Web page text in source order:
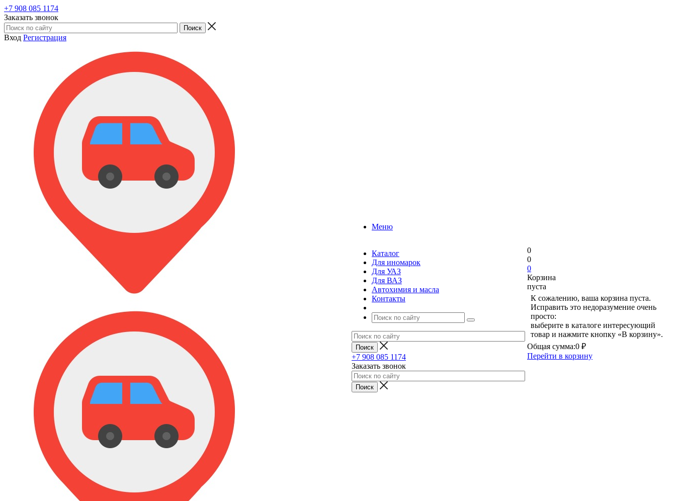
+7 908 085 1174
Заказать звонок
Вход Регистрация
Меню
Каталог
Для иномарок
Для УАЗ
Для ВАЗ
Автохимия и масла
Контакты
+7 908 085 1174
Заказать звонок
0
0
0
Корзина
пуста
К сожалению, ваша корзина пуста.
Исправить это недоразумение очень
просто:
выберите в каталоге интересующий
товар и нажмите кнопку «В корзину».
Общая сумма:0 ₽
Перейти в корзину